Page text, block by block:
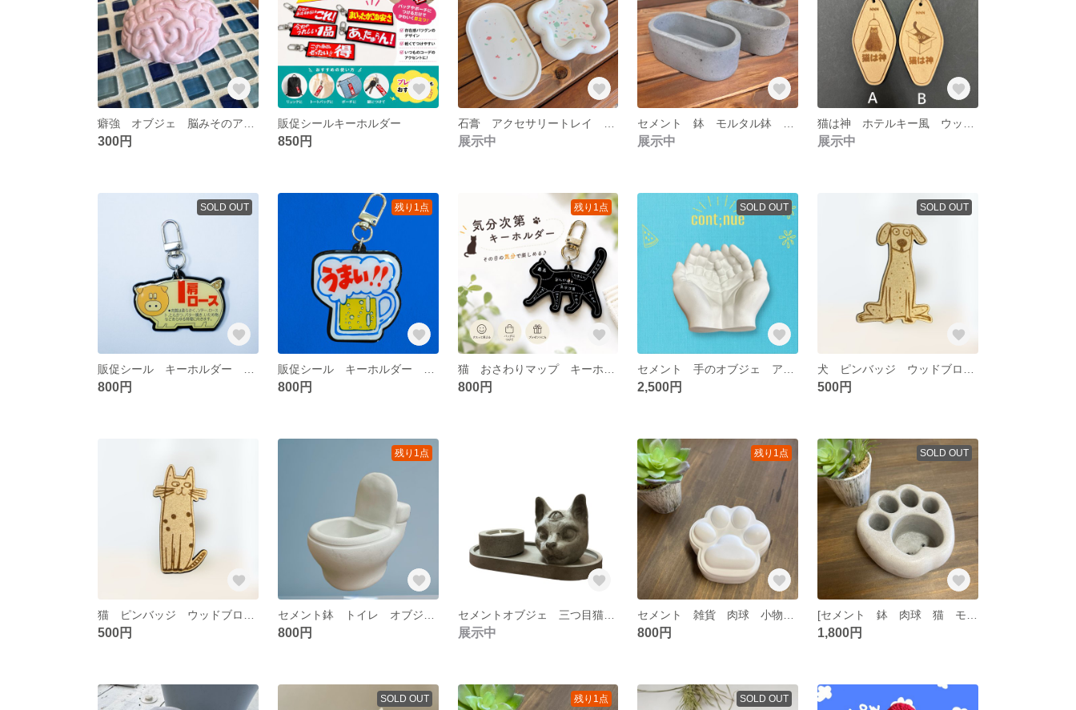
300円
販促シールキーホルダー
850円 展示中 展示中 展示中
SOLD OUT
800円
残り1点
800円
残り1点
800円
SOLD OUT
2,500円
SOLD OUT
500円
500円
残り1点
800円
セメントオブジェ 三つ目猫 トレイ キャンドルトレイ 3点セット
展示中
残り1点
800円
SOLD OUT
1,800円
SOLD OUT 残り1点 SOLD OUT